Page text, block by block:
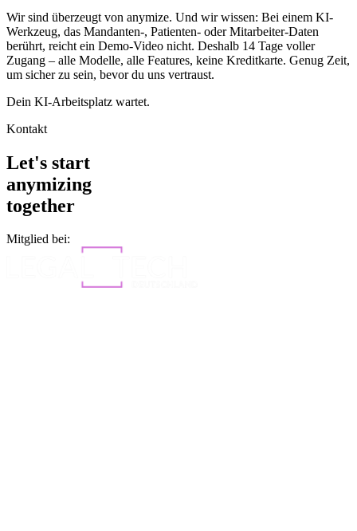
Wir sind überzeugt von anymize. Und wir wissen: Bei einem KI-
Werkzeug, das Mandanten-, Patienten- oder Mitarbeiter-Daten
berührt, reicht ein Demo-Video nicht. Deshalb 14 Tage voller
Zugang – alle Modelle, alle Features, keine Kreditkarte. Genug Zeit,
um sicher zu sein, bevor du uns vertraust.
Dein KI-Arbeitsplatz wartet.
Kontakt
Let's start
anymizing
together
Mitglied bei: